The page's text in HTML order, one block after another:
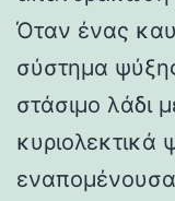
Όταν ένας
σύστημα
στάσιμο λάδι
κυριολεκτικά